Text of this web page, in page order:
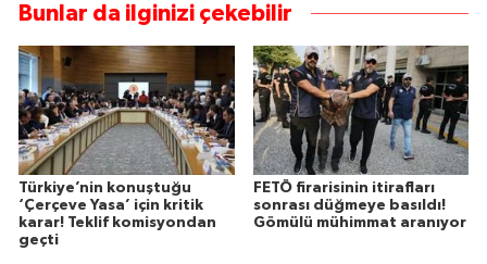
Bunlar da ilginizi çekebilir
Türkiye’nin konuştuğu
‘Çerçeve Yasa’ için kritik
karar! Teklif komisyondan
geçti
FETÖ firarisinin itirafları
sonrası düğmeye basıldı!
Gömülü mühimmat aranıyor